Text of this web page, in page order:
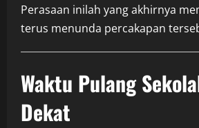
Perasaan inilah yang akhirnya
terus menunda percakapan
Waktu Pulang
Dekat